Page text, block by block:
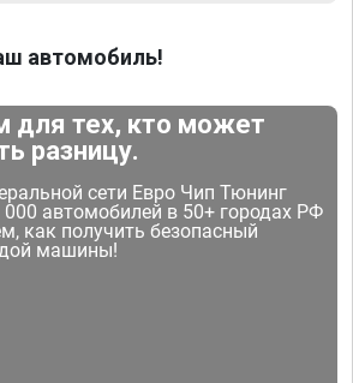
автомобиль!
для тех, кто может
разницу.
сети Евро Чип Тюнинг
автомобилей в 50+ городах РФ
как получить безопасный
машины!